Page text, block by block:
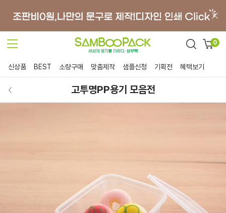
0
신상품 BEST 소량구매 맞춤제작 샘플신청 기획전 혜택보기
고투명PP용기 모음전